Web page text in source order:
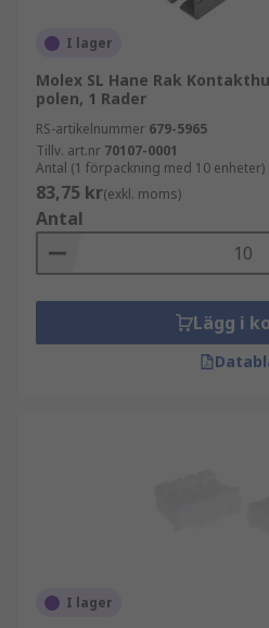
I lager
Molex SL Hane Rak
polen, 1 Rader
RS-artikelnummer 679-5965
Tillv. art.nr 70107-0001
Antal (1 förpackning med 10 enheter)
83,75 kr(exkl. moms)
Antal
Lägg i
I lager